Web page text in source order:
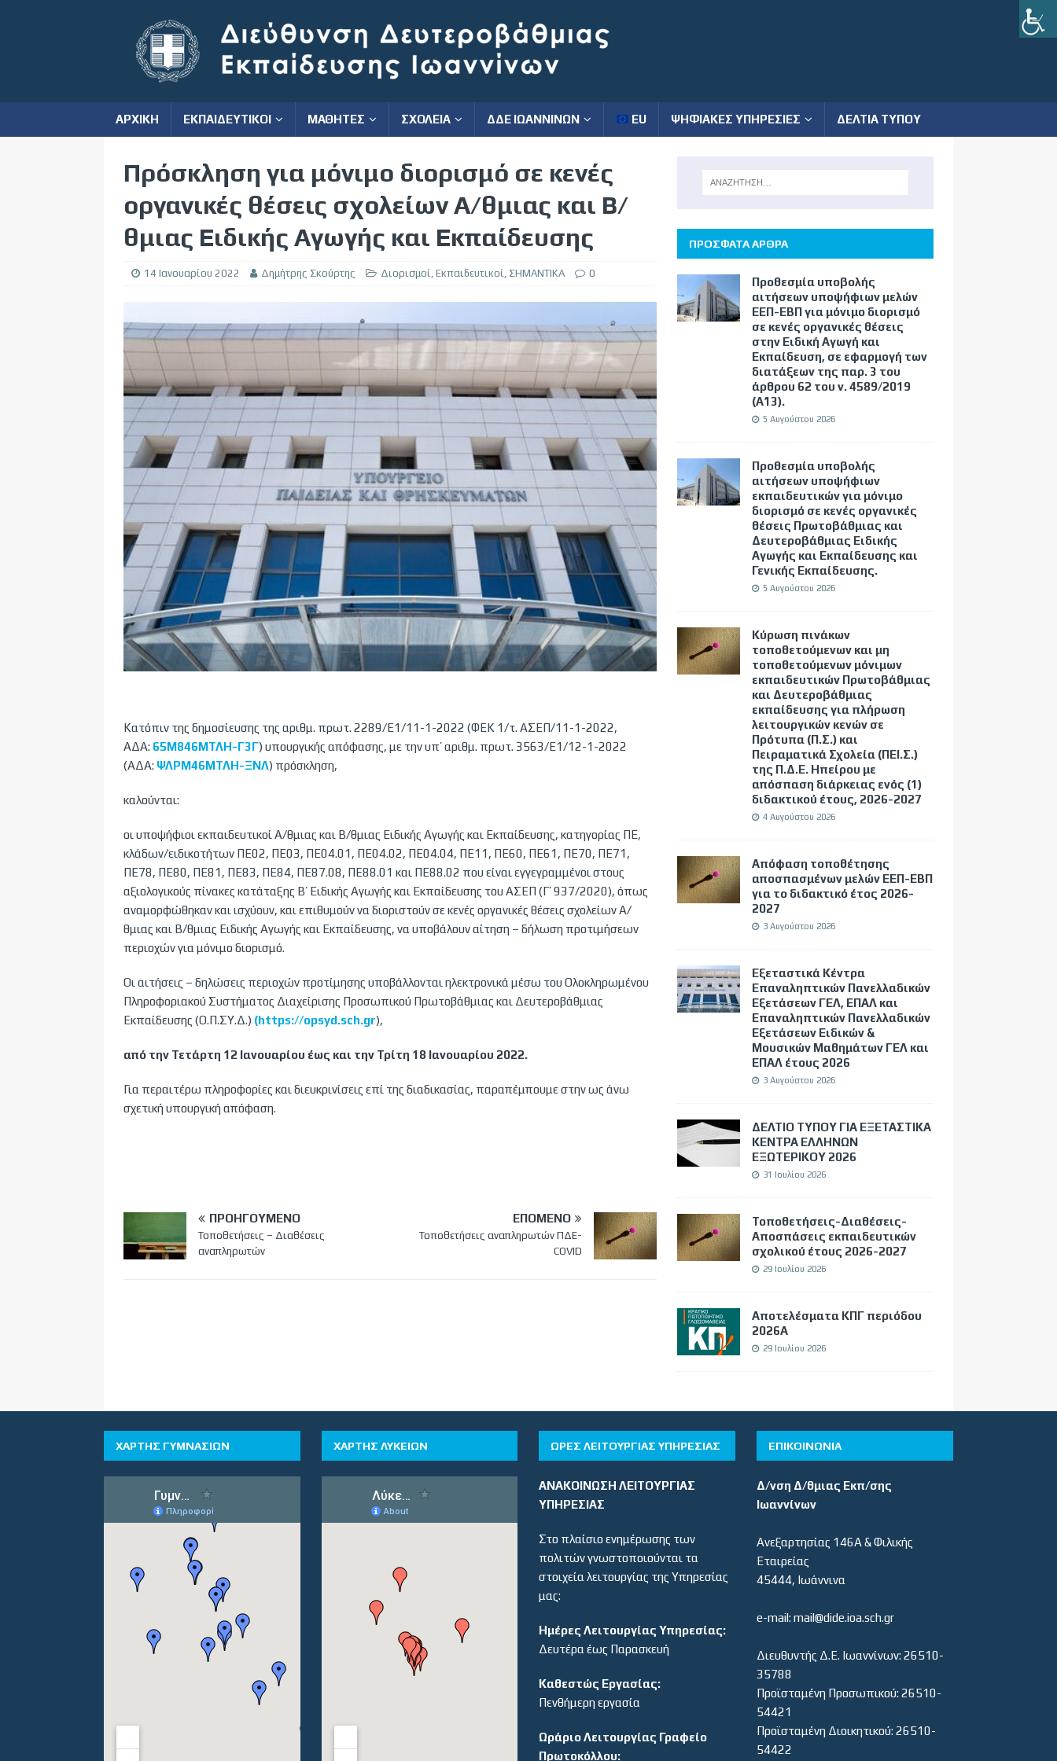
ΑΡΧΙΚΗ ΕΚΠΑΙΔΕΥΤΙΚΟΙ ΜΑΘΗΤΕΣ ΣΧΟΛΕΙΑ ΔΔΕ ΙΩΑΝΝΙΝΩΝ EU ΨΗΦΙΑΚΕΣ ΥΠΗΡΕΣΙΕΣ ΔΕΛΤΙΑ ΤΥΠΟΥ
Πρόσκληση για μόνιμο διορισμό σε κενές
οργανικές θέσεις σχολείων Α/θμιας και Β/
θμιας Ειδικής Αγωγής και Εκπαίδευσης
14 Ιανουαρίου 2022 Δημήτρης Σκούρτης Διορισμοί, Εκπαιδευτικοί, ΣΗΜΑΝΤΙΚΑ 0
Κατόπιν της δημοσίευσης της αριθμ. πρωτ. 2289/Ε1/11-1-2022 (ΦΕΚ 1/τ. ΑΣΕΠ/11-1-2022,
ΑΔΑ: 65Μ846ΜΤΛΗ-Γ3Γ) υπουργικής απόφασης, με την υπ’ αριθμ. πρωτ. 3563/Ε1/12-1-2022
(ΑΔΑ: ΨΛΡΜ46ΜΤΛΗ-ΞΝΛ) πρόσκληση,
καλούνται:
οι υποψήφιοι εκπαιδευτικοί Α/θμιας και Β/θμιας Ειδικής Αγωγής και Εκπαίδευσης, κατηγορίας ΠΕ,
κλάδων/ειδικοτήτων ΠΕ02, ΠΕ03, ΠΕ04.01, ΠΕ04.02, ΠΕ04.04, ΠΕ11, ΠΕ60, ΠΕ61, ΠΕ70, ΠΕ71,
ΠΕ78, ΠΕ80, ΠΕ81, ΠΕ83, ΠΕ84, ΠΕ87.08, ΠΕ88.01 και ΠΕ88.02 που είναι εγγεγραμμένοι στους
αξιολογικούς πίνακες κατάταξης Β’ Ειδικής Αγωγής και Εκπαίδευσης του ΑΣΕΠ (Γ’ 937/2020), όπως
αναμορφώθηκαν και ισχύουν, και επιθυμούν να διοριστούν σε κενές οργανικές θέσεις σχολείων Α/
θμιας και Β/θμιας Ειδικής Αγωγής και Εκπαίδευσης, να υποβάλουν αίτηση – δήλωση προτιμήσεων
περιοχών για μόνιμο διορισμό.
Οι αιτήσεις – δηλώσεις περιοχών προτίμησης υποβάλλονται ηλεκτρονικά μέσω του Ολοκληρωμένου
Πληροφοριακού Συστήματος Διαχείρισης Προσωπικού Πρωτοβάθμιας και Δευτεροβάθμιας
Εκπαίδευσης (Ο.Π.ΣΥ.Δ.) (https://opsyd.sch.gr),
από την Τετάρτη 12 Ιανουαρίου έως και την Τρίτη 18 Ιανουαρίου 2022.
Για περαιτέρω πληροφορίες και διευκρινίσεις επί της διαδικασίας, παραπέμπουμε στην ως άνω
σχετική υπουργική απόφαση.
ΠΡΟΗΓΟΎΜΕΝΟ
Τοποθετήσεις – Διαθέσεις
αναπληρωτών
ΕΠΌΜΕΝΟ
Τοποθετήσεις αναπληρωτών ΠΔΕ-
COVID
ΠΡΟΣΦΑΤΑ ΑΡΘΡΑ
Προθεσμία υποβολής
αιτήσεων υποψήφιων μελών
ΕΕΠ-ΕΒΠ για μόνιμο διορισμό
σε κενές οργανικές θέσεις
στην Ειδική Αγωγή και
Εκπαίδευση, σε εφαρμογή των
διατάξεων της παρ. 3 του
άρθρου 62 του ν. 4589/2019
(Α΄13).
5 Αυγούστου 2026
Προθεσμία υποβολής
αιτήσεων υποψήφιων
εκπαιδευτικών για μόνιμο
διορισμό σε κενές οργανικές
θέσεις Πρωτοβάθμιας και
Δευτεροβάθμιας Ειδικής
Αγωγής και Εκπαίδευσης και
Γενικής Εκπαίδευσης.
5 Αυγούστου 2026
Κύρωση πινάκων
τοποθετούμενων και μη
τοποθετούμενων μόνιμων
εκπαιδευτικών Πρωτοβάθμιας
και Δευτεροβάθμιας
εκπαίδευσης για πλήρωση
λειτουργικών κενών σε
Πρότυπα (Π.Σ.) και
Πειραματικά Σχολεία (ΠΕΙ.Σ.)
της Π.Δ.Ε. Ηπείρου με
απόσπαση διάρκειας ενός (1)
διδακτικού έτους, 2026-2027
4 Αυγούστου 2026
Απόφαση τοποθέτησης
αποσπασμένων μελών ΕΕΠ-ΕΒΠ
για το διδακτικό έτος 2026-
2027
3 Αυγούστου 2026
Εξεταστικά Κέντρα
Επαναληπτικών Πανελλαδικών
Εξετάσεων ΓΕΛ, ΕΠΑΛ και
Επαναληπτικών Πανελλαδικών
Εξετάσεων Ειδικών &
Μουσικών Μαθημάτων ΓΕΛ και
ΕΠΑΛ έτους 2026
3 Αυγούστου 2026
ΔΕΛΤΙΟ ΤΥΠΟΥ ΓΙΑ ΕΞΕΤΑΣΤΙΚΑ
ΚΕΝΤΡΑ ΕΛΛΗΝΩΝ
ΕΞΩΤΕΡΙΚΟΥ 2026
31 Ιουλίου 2026
Τοποθετήσεις-Διαθέσεις-
Αποσπάσεις εκπαιδευτικών
σχολικού έτους 2026-2027
29 Ιουλίου 2026
Αποτελέσματα ΚΠΓ περιόδου
2026Α
29 Ιουλίου 2026
ΧΑΡΤΗΣ ΓΥΜΝΑΣΙΩΝ ΧΑΡΤΗΣ ΛΥΚΕΙΩΝ ΏΡΕΣ ΛΕΙΤΟΥΡΓΊΑΣ ΥΠΗΡΕΣΊΑΣ
ΑΝΑΚΟΙΝΩΣΗ ΛΕΙΤΟΥΡΓΙΑΣ
ΥΠΗΡΕΣΙΑΣ
Στο πλαίσιο ενημέρωσης των
πολιτών γνωστοποιούνται τα
στοιχεία λειτουργίας της Υπηρεσίας
μας:
Ημέρες Λειτουργίας Υπηρεσίας:
Δευτέρα έως Παρασκευή
Καθεστώς Εργασίας:
Πενθήμερη εργασία
Ωράριο Λειτουργίας Γραφείο
Πρωτοκόλλου:
ΕΠΙΚΟΙΝΩΝΙΑ
Δ/νση Δ/θμιας Εκπ/σης
Ιωαννίνων
Ανεξαρτησίας 146Α & Φιλικής
Εταιρείας
45444, Ιωάννινα
e-mail: mail@dide.ioa.sch.gr
Διευθυντής Δ.Ε. Ιωαννίνων: 26510-
35788
Προϊσταμένη Προσωπικού: 26510-
54421
Προϊσταμένη Διοικητικού: 26510-
54422